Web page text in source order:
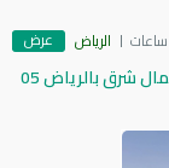
الرياض عرض
دينا نقل عفش داخل وخارج الرياض حي شمال شرق بالرياض 05